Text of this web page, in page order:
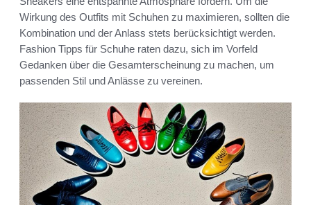
Wirkung des Outfits mit Schuhen zu maximieren, sollten die
Kombination und der Anlass stets berücksichtigt werden.
Fashion Tipps für Schuhe raten dazu, sich im Vorfeld
Gedanken über die Gesamterscheinung zu machen, um
passenden Stil und Anlässe zu vereinen.